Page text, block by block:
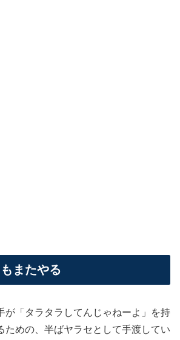
またやる
「タラタラしてんじゃねーよ」を持
ための、半ばヤラセとして手渡してい